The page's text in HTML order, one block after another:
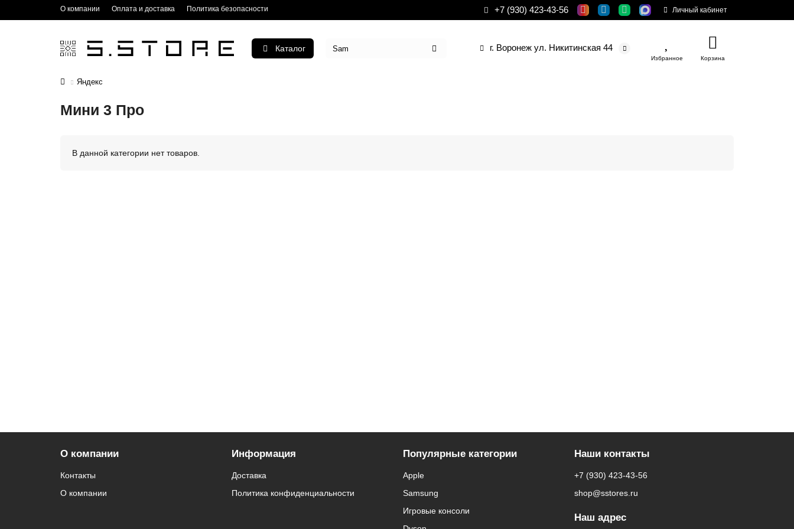
О компании Оплата и доставка Политика безопасности +7 (930) 423-43-56 Личный кабинет
Каталог г. Воронеж ул. Никитинская 44
Избранное Корзина
Яндекс
Мини 3 Про
В данной категории нет товаров.
О компании
Контакты
О компании
Информация
Доставка
Политика конфиденциальности
Популярные категории
Apple
Samsung
Игровые консоли
Наши контакты
+7 (930) 423-43-56
shop@sstores.ru
Наш адрес